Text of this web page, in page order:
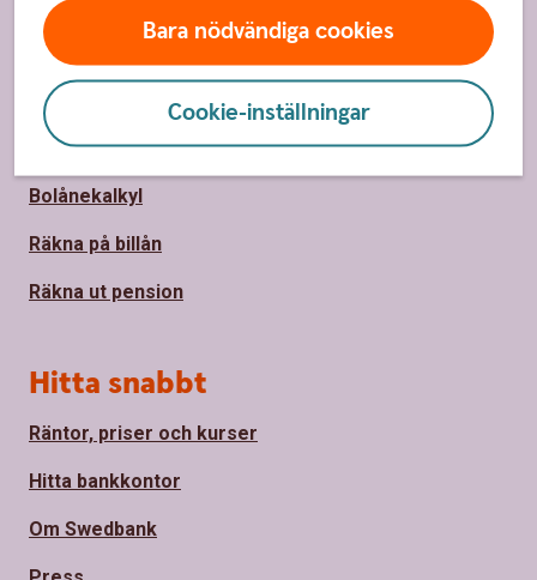
Bara nödvändiga cookies
Cookie-inställningar
Sidfot
Räkna
Ränta på ränta-kalkylator
Räkna på månadssparande
Bolånekalkyl
Räkna på billån
Räkna ut pension
Hitta snabbt
Räntor, priser och kurser
Hitta bankkontor
Om Swedbank